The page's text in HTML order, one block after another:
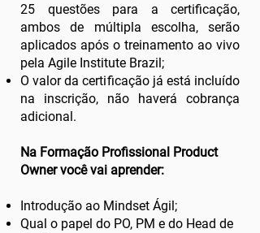
25 questões para a certificação,
ambos de múltipla escolha, serão
aplicados após o treinamento ao vivo
pela Agile Institute Brazil;
O valor da certificação já está incluído
na inscrição, não haverá cobrança
adicional.
Na Formação Profissional Product
Owner você vai aprender:
Introdução ao Mindset Ágil;
Qual o papel do PO, PM e do Head de